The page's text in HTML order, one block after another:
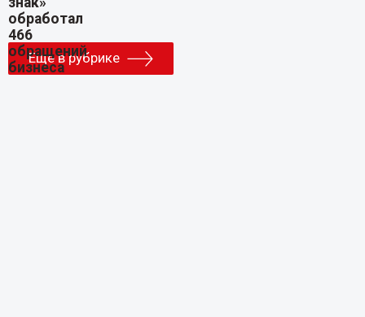
Еще в рубрике